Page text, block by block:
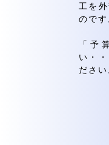
工を
のです
「予
い・
ださい